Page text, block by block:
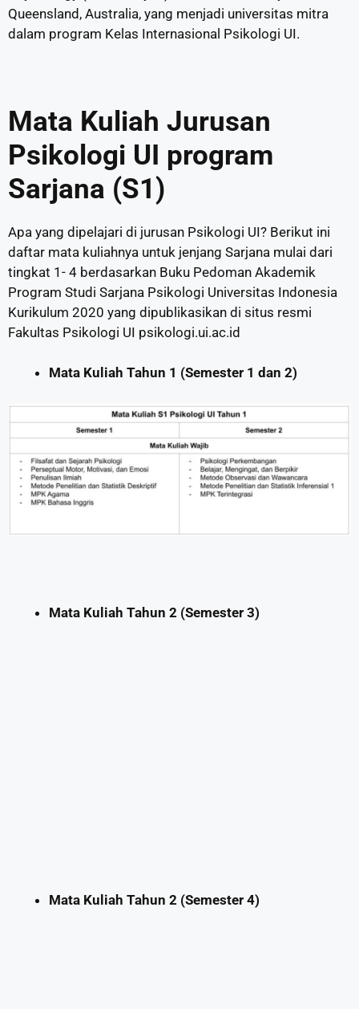
Queensland, Australia, yang menjadi universitas mitra
dalam program Kelas Internasional Psikologi UI.
Mata Kuliah Jurusan
Psikologi UI program
Sarjana (S1)
Apa yang dipelajari di jurusan Psikologi UI? Berikut ini
daftar mata kuliahnya untuk jenjang Sarjana mulai dari
tingkat 1- 4 berdasarkan Buku Pedoman Akademik
Program Studi Sarjana Psikologi Universitas Indonesia
Kurikulum 2020 yang dipublikasikan di situs resmi
Fakultas Psikologi UI psikologi.ui.ac.id
Mata Kuliah Tahun 1 (Semester 1 dan 2)
Mata Kuliah Tahun 2 (Semester 3)
Mata Kuliah Tahun 2 (Semester 4)